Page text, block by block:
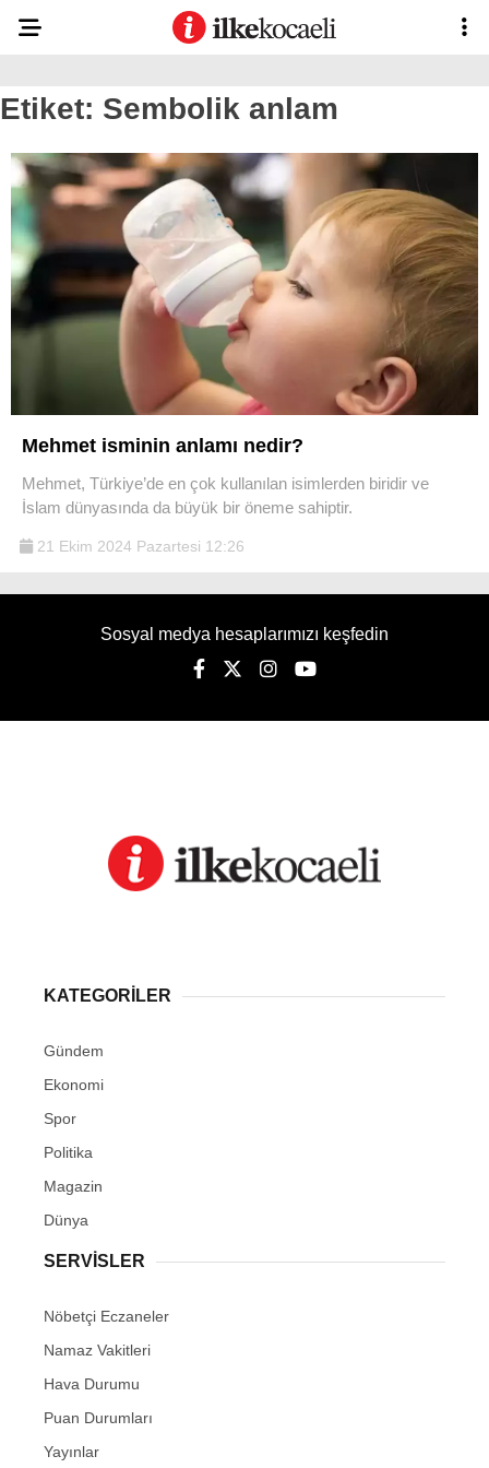
Etiket: Sembolik anlam
Mehmet isminin anlamı nedir?
Mehmet, Türkiye’de en çok kullanılan isimlerden biridir ve
İslam dünyasında da büyük bir öneme sahiptir.
21 Ekim 2024 Pazartesi 12:26
Sosyal medya hesaplarımızı keşfedin
KATEGORİLER
Gündem
Ekonomi
Spor
Politika
Magazin
Dünya
SERVİSLER
Nöbetçi Eczaneler
Namaz Vakitleri
Hava Durumu
Puan Durumları
Yayınlar